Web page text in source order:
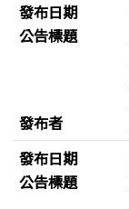
發布日期
公告標題
發布者
發布日期
公告標題